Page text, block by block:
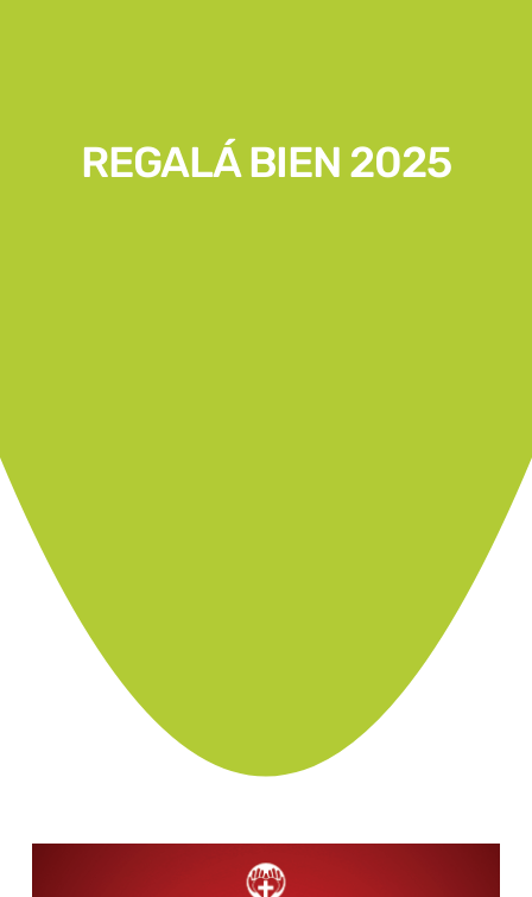
REGALÁ BIEN 2025